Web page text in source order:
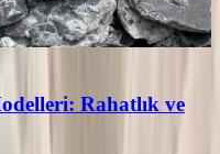
Rahatlık ve